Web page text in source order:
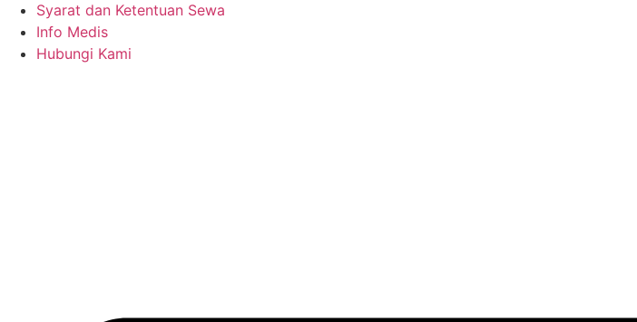
Syarat dan Ketentuan Sewa
Info Medis
Hubungi Kami